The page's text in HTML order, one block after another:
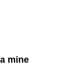
mine